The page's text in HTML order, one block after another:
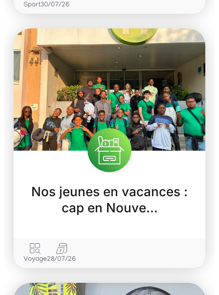
Sport30/07/26
Nos jeunes en vacances :
cap en Nouve…
Voyage28/07/26